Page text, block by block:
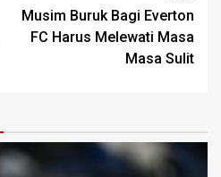
Musim Buruk Bagi Everton
FC Harus Melewati Masa
Masa Sulit